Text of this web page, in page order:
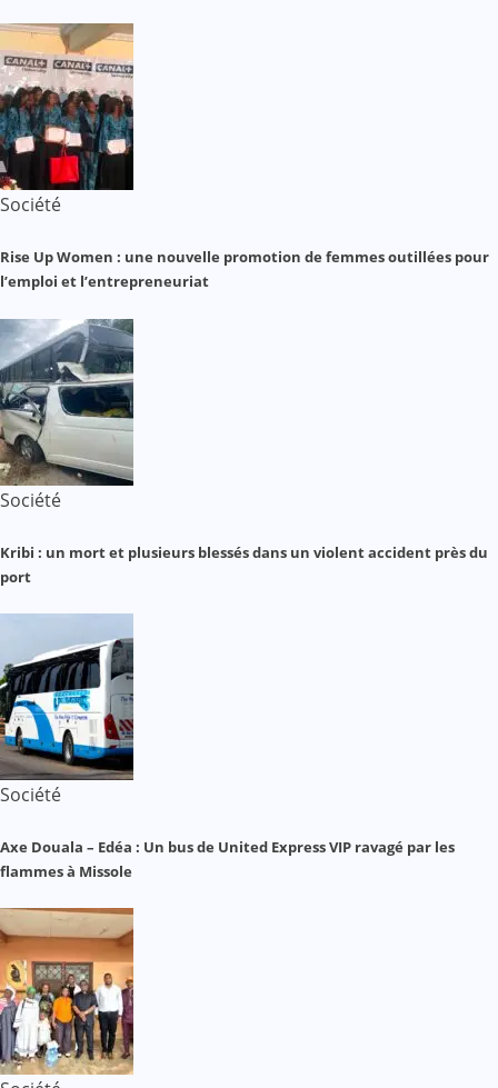
Société
Rise Up Women : une nouvelle promotion de femmes outillées pour
l’emploi et l’entrepreneuriat
Société
Kribi : un mort et plusieurs blessés dans un violent accident près du
port
Société
Axe Douala – Edéa : Un bus de United Express VIP ravagé par les
flammes à Missole